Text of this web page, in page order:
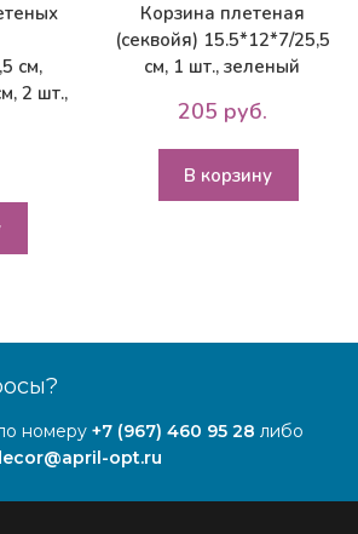
см,
2 шт.,
Корзина плетеная
(секвойя) 15.5*12*7/25,5
см, 1 шт., зеленый
205 руб.
В корзину
номеру +7 (967) 460 95 28 либо
opt.ru